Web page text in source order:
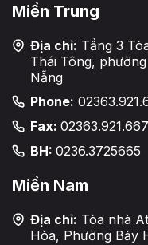
Miền Trung
Địa chỉ: Tầng 3
Thái Tông,
Nẵng
Phone:
Fax: 02363.921.667
BH: 0236.3725665
Miền Nam
Địa chỉ: Tòa nhà
Hòa, Phường Bảy